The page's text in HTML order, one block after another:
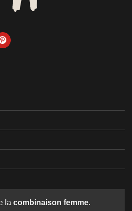
la combinaison femme.